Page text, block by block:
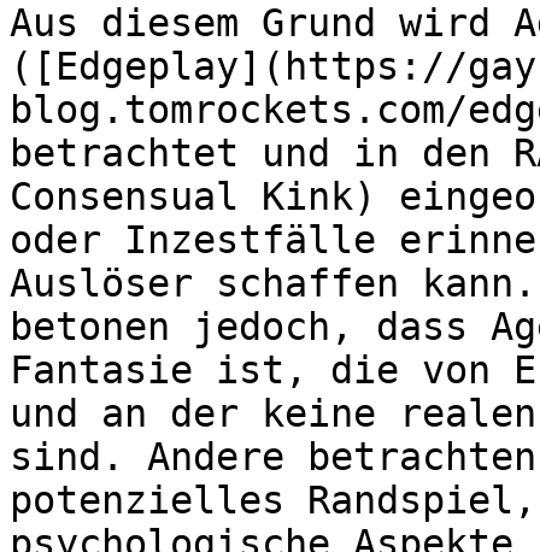
Aus diesem Grund
([Edgeplay](https://
blog.tomrockets.com/
betrachtet und in den
Consensual Kink)
oder Inzestfälle
Auslöser schaffen
betonen jedoch, dass
Fantasie ist, die von
und an der keine
sind. Andere
potenzielles